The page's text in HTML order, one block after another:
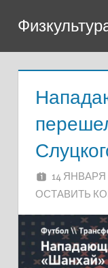
содержимому
14 ЯНВАРЯ
ОСТАВИТЬ